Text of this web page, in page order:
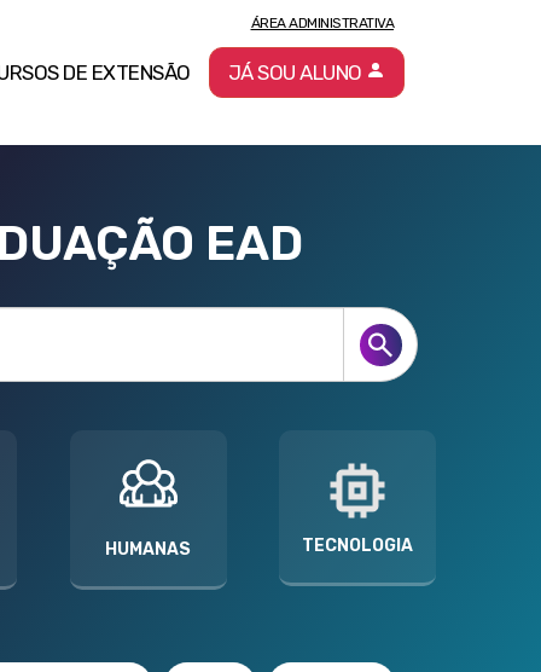
DE EXTENSÃO
ÁREA ADMINISTRATIVA
JÁ SOU ALUNO
EAD
HUMANAS TECNOLOGIA